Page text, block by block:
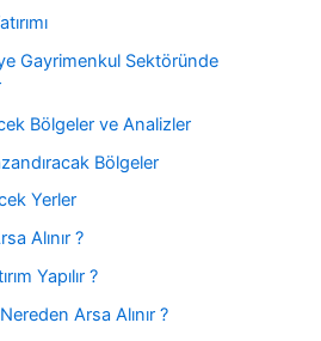
Gayrimenkul Sektöründe
Bölgeler ve Analizler
Bölgeler
Yerler
Alınır ?
Yapılır ?
Arsa Alınır ?